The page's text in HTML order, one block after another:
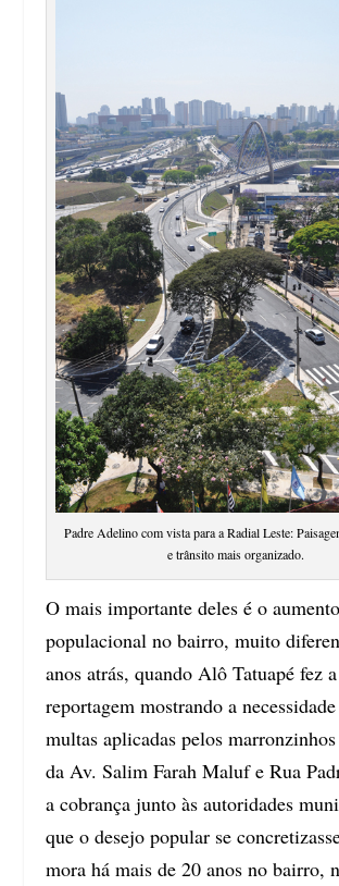
Padre Adelino com vista para a Radial Leste:
e trânsito mais organizado.
O mais importante deles é o aumento
populacional no bairro, muito
anos atrás, quando Alô Tatuapé fez
reportagem mostrando a
multas aplicadas pelos
da Av. Salim Farah Maluf e Rua
a cobrança junto às autoridades
que o desejo popular se
mora há mais de 20 anos no bairro,